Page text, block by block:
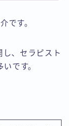
です。
し、セラピスト
です。